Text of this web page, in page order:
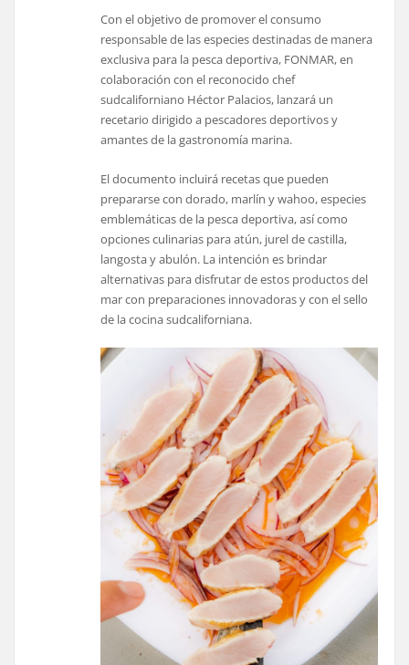
Con el objetivo de promover el consumo
responsable de las especies destinadas de manera
exclusiva para la pesca deportiva, FONMAR, en
colaboración con el reconocido chef
sudcaliforniano Héctor Palacios, lanzará un
recetario dirigido a pescadores deportivos y
amantes de la gastronomía marina.
El documento incluirá recetas que pueden
prepararse con dorado, marlín y wahoo, especies
emblemáticas de la pesca deportiva, así como
opciones culinarias para atún, jurel de castilla,
langosta y abulón. La intención es brindar
alternativas para disfrutar de estos productos del
mar con preparaciones innovadoras y con el sello
de la cocina sudcaliforniana.